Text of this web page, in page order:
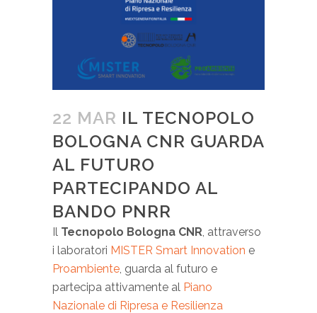
22 MAR IL TECNOPOLO
BOLOGNA CNR GUARDA
AL FUTURO
PARTECIPANDO AL
BANDO PNRR
Il Tecnopolo Bologna CNR, attraverso
i laboratori MISTER Smart Innovation e
Proambiente, guarda al futuro e
partecipa attivamente al Piano
Nazionale di Ripresa e Resilienza